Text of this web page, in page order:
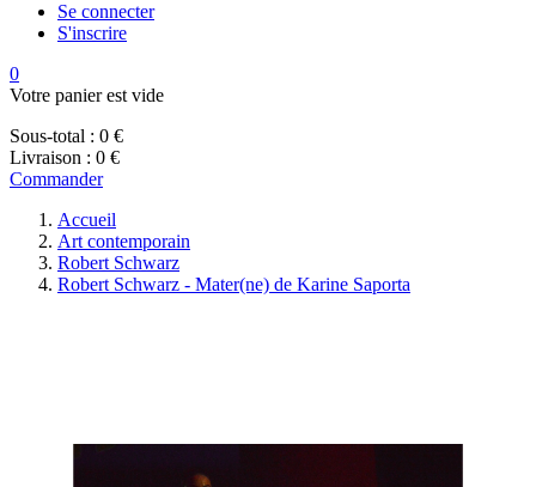
Se connecter
S'inscrire
0
Votre panier est vide
Sous-total : 0 €
Livraison : 0 €
Commander
Accueil
Art contemporain
Robert Schwarz
Robert Schwarz - Mater(ne) de Karine Saporta